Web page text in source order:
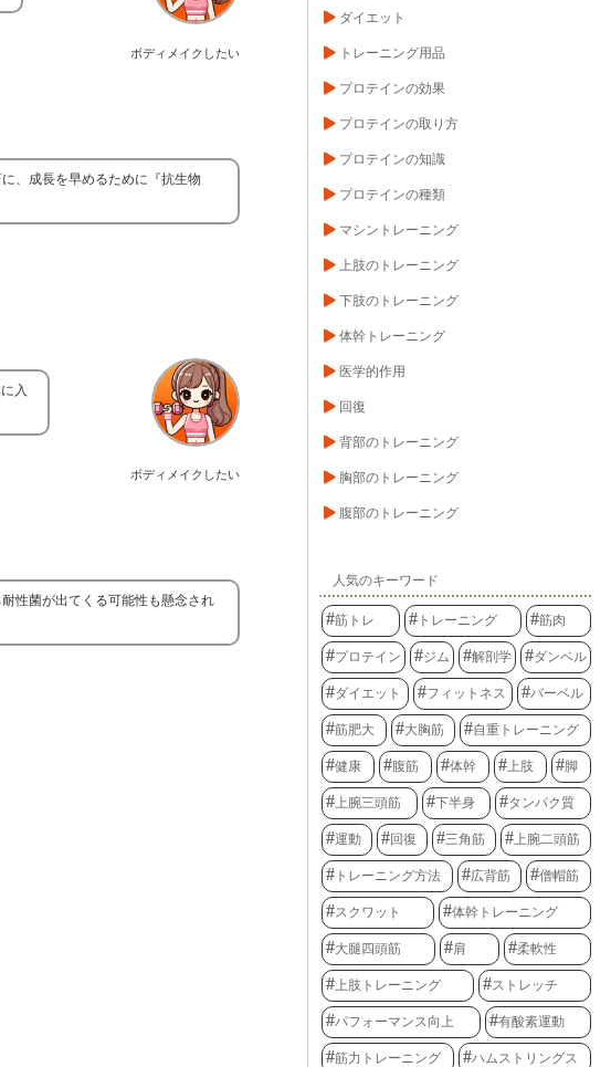
ボディメイクしたい
、成長を早めるために『抗生物
ボディメイクしたい
入
性菌が出てくる可能性も懸念され
ダイエット
トレーニング用品
プロテインの効果
プロテインの取り方
プロテインの知識
プロテインの種類
マシントレーニング
上肢のトレーニング
下肢のトレーニング
体幹トレーニング
医学的作用
回復
背部のトレーニング
胸部のトレーニング
腹部のトレーニング
人気のキーワード
筋トレ トレーニング 筋肉
プロテイン ジム 解剖学 ダンベル
ダイエット フィットネス バーベル
筋肥大 大胸筋 自重トレーニング
健康 腹筋 体幹 上肢 脚
上腕三頭筋 下半身 タンパク質
運動 回復 三角筋 上腕二頭筋
トレーニング方法 広背筋 僧帽筋
スクワット 体幹トレーニング
大腿四頭筋 肩 柔軟性
上肢トレーニング ストレッチ
パフォーマンス向上 有酸素運動
筋力トレーニング ハムストリングス